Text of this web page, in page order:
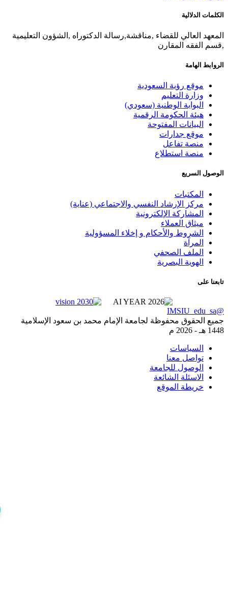
الدلالية
العالي للقضاء ,مناقشة,رسالة الدكتوراه ,الشؤون التعليمية
الفقه المقارن
الهامة
موقع رؤية السعودية
وزارة التعليم
البوابة الوطنية (سعودي)
هيئة الحكومة الرقمية
البيانات المفتوحة
موقع جدارات
منصة تفاعل
منصة استطلاع
السريع
المكتبات
مركز الإرشاد النفسي والاجتماعي (عناية)
المشاركة الإلكترونية
ميثاق العملاء
الشروط والأحكام و إخلاء المسؤولية
المرآة
الملف الصحفي
الهوية البصرية
على
الحقوق محفوظة لجامعة الإمام محمد بن سعود الإسلامية
-
2026 م
السياسات
تواصل معنا
الوصول للجامعة
الاسئلة الشائعة
خريطة الموقع